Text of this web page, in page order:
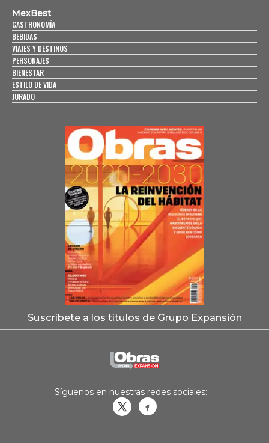
MexBest
GASTRONOMÍA
BEBIDAS
VIAJES Y DESTINOS
PERSONAJES
BIENESTAR
ESTILO DE VIDA
JURADO
Suscríbete a los títulos de Grupo Expansión
Síguenos en nuestras redes sociales: